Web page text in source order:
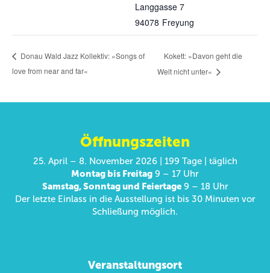
Langgasse 7
Freyung
94078
Donau Wald Jazz Kollektiv: »Songs of
love from near and far«
Kokett: »Davon geht die
Welt nicht unter«
Öffnungszeiten
25. April – 8. November 2026 | 199 Tage | täglich
Montag bis Freitag 9 – 17 Uhr
Samstag, Sonntag und Feiertage9 – 18 Uhr
Der letzte Einlass in die Ausstellung ist bis 30 Minuten vor
Schließung möglich.
Veranstaltungsort